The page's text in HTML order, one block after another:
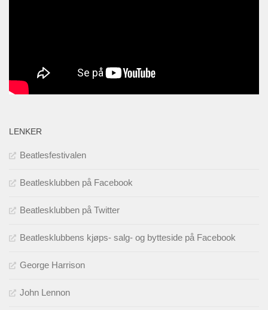
LENKER
Beatlesfestivalen
Beatlesklubben på Facebook
Beatlesklubben på Twitter
Beatlesklubbens kjøps- salg- og bytteside på Facebook
George Harrison
John Lennon